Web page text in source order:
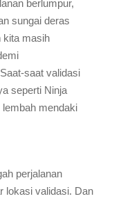
berlumpur,
sungai deras
kita masih
saat validasi
seperti Ninja
mendaki
perjalanan
lokasi validasi. Dan